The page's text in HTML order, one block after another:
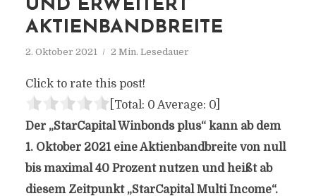
UND ERWEITERT
AKTIENBANDBREITE
2. Oktober 2021 2 Min. Lesedauer
Click to rate this post!
[Total: 0 Average: 0]
Der „StarCapital Winbonds plus“ kann ab dem
1. Oktober 2021 eine Aktienbandbreite von null
bis maximal 40 Prozent nutzen und heißt ab
diesem Zeitpunkt „StarCapital Multi Income“.